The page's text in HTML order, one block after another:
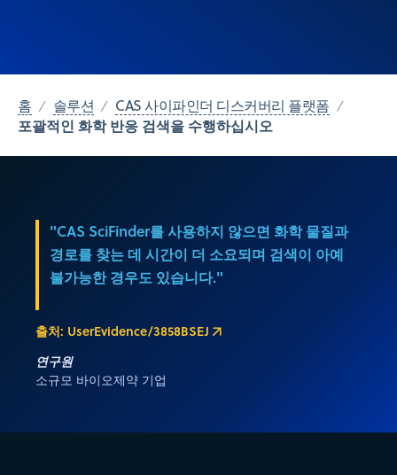
홈 솔루션 CAS 사이파인더 디스커버리 플랫폼
포괄적인 화학 반응 검색을 수행하십시오
"CAS SciFinder를 사용하지 않으면 화학 물질과
경로를 찾는 데 시간이 더 소요되며 검색이 아예
불가능한 경우도 있습니다."
출처: UserEvidence/3858BSEJ
연구원
소규모 바이오제약 기업